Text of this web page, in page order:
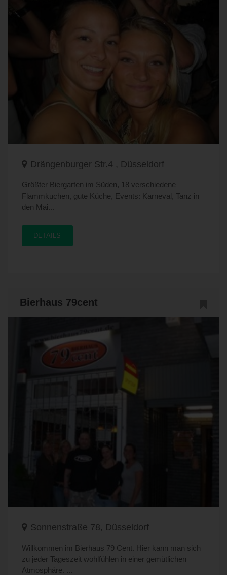
Drängenburger Str.4 , Düsseldorf
Größter Biergarten im Süden, 18 verschiedene
Flammkuchen, gute Küche, Events: Karneval, Tanz in
den Mai...
DETAILS
Bierhaus 79cent
Sonnenstraße 78, Düsseldorf
Willkommen im Bierhaus 79 Cent. Hier kann man sich
zu jeder Tageszeit wohlfühlen in einer gemütlichen
Atmosphäre. ...